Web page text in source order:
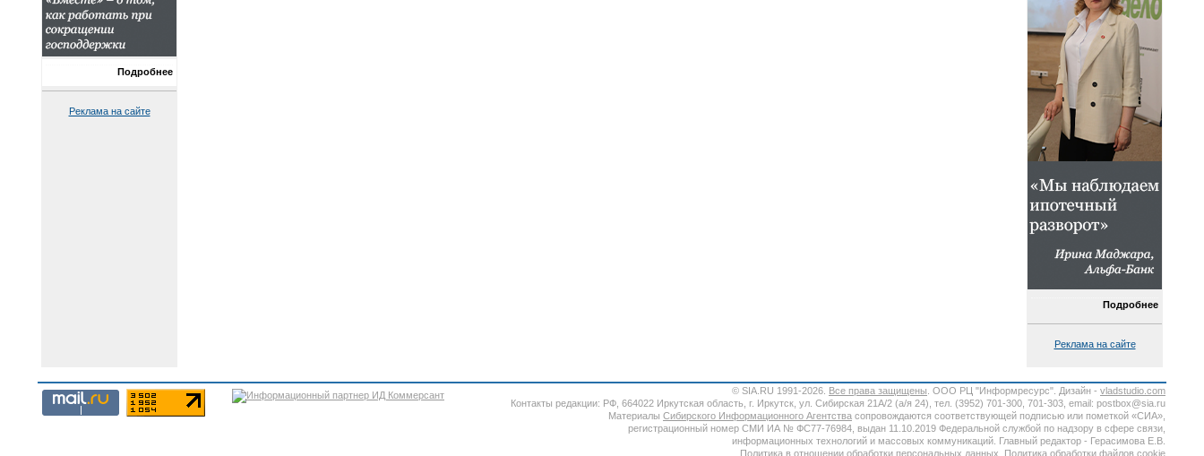
Подробнее
Реклама на сайте
Подробнее
Реклама на сайте
© SIA.RU 1991-2026. Все права защищены . ООО РЦ "Информресурс". Дизайн - vladstudio.com
Контакты редакции: РФ, 664022 Иркутская область, г. Иркутск, ул. Сибирская 21А/2 (а/я 24), тел. (3952) 701-300, 701-303, email: postbox@sia.ru
Материалы Сибирского Информационного Агентства сопровождаются соответствующей подписью или пометкой «СИА»,
регистрационный номер СМИ ИА № ФС77-76984, выдан 11.10.2019 Федеральной службой по надзору в сфере связи,
информационных технологий и массовых коммуникаций. Главный редактор - Герасимова Е.В.
Политика в отношении обработки персональных данных.
Политика обработки файлов cookie